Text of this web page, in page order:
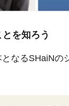
を知ろう
なるSHaiNの